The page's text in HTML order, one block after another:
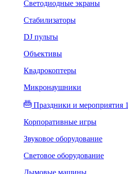
Светодиодные экраны
Стабилизаторы
DJ пульты
Объективы
Квадрокоптеры
Микронаушники
Праздники и мероприятия 1
Корпоративные игры
Звуковое оборудование
Световое оборудование
Дымовые машины